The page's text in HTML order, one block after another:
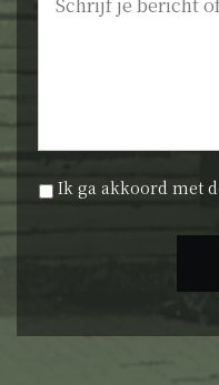
Privacyverklaring *
Ik ga akkoord met